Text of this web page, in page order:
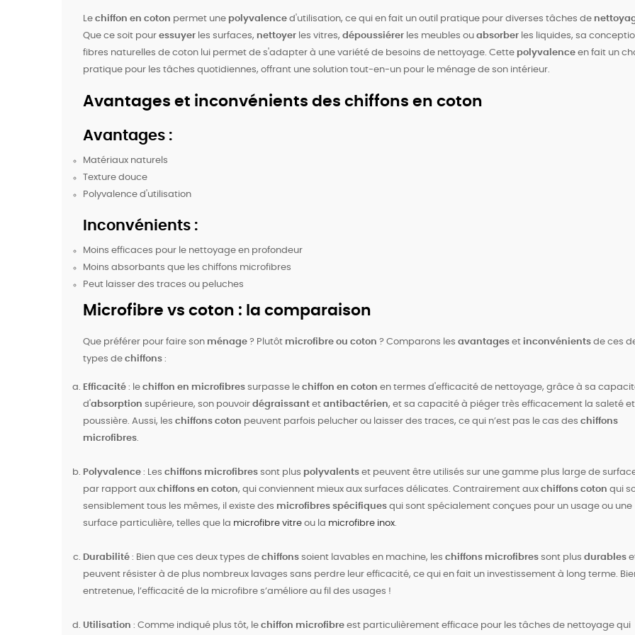
Le chiffon en coton permet une polyvalence d'utilisation, ce qui en fait un outil pratique pour diverses tâches de
Que ce soit pour essuyer les surfaces, nettoyer les vitres, dépoussiérer les meubles ou absorber les liquides, sa
fibres naturelles de coton lui permet de s'adapter à une variété de besoins de nettoyage. Cette polyvalence en fait un
pratique pour les tâches quotidiennes, offrant une solution tout-en-un pour le ménage de son intérieur.
Avantages et inconvénients des chiffons en coton
Avantages :
Matériaux naturels
Texture douce
Polyvalence d'utilisation
Inconvénients :
Moins efficaces pour le nettoyage en profondeur
Moins absorbants que les chiffons microfibres
Peut laisser des traces ou peluches
Microfibre vs coton : la comparaison
Que préférer pour faire son ménage ? Plutôt microfibre ou coton ? Comparons les avantages et inconvénients de ces
types de chiffons :
Efficacité : le chiffon en microfibres surpasse le chiffon en coton en termes d'efficacité de nettoyage, grâce à sa
d'absorption supérieure, son pouvoir dégraissant et antibactérien, et sa capacité à piéger très efficacement la saleté
poussière. Aussi, les chiffons coton peuvent parfois pelucher ou laisser des traces, ce qui n’est pas le cas des chiffons
microfibres.
Polyvalence : Les chiffons microfibres sont plus polyvalents et peuvent être utilisés sur une gamme plus large de
par rapport aux chiffons en coton, qui conviennent mieux aux surfaces délicates. Contrairement aux chiffons coton qui
sensiblement tous les mêmes, il existe des microfibres spécifiques qui sont spécialement conçues pour un usage ou une
surface particulière, telles que la microfibre vitre ou la microfibre inox.
Durabilité : Bien que ces deux types de chiffons soient lavables en machine, les chiffons microfibres sont plus durables
peuvent résister à de plus nombreux lavages sans perdre leur efficacité, ce qui en fait un investissement à long terme.
entretenue, l’efficacité de la microfibre s’améliore au fil des usages !
Utilisation : Comme indiqué plus tôt, le chiffon microfibre est particulièrement efficace pour les tâches de nettoyage qui